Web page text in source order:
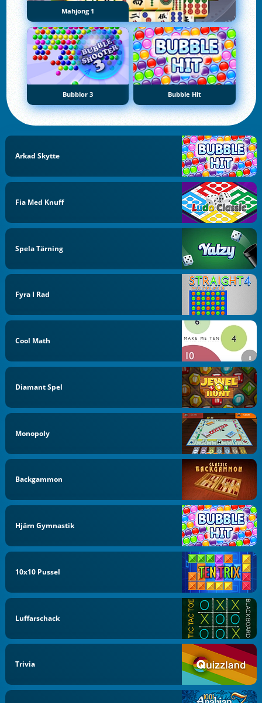
Mahjong 1
Bubblor 3 Bubble Hit
Arkad Skytte
Fia Med Knuff
Spela Tärning
Fyra I Rad
Cool Math
Diamant Spel
Monopoly
Backgammon
Hjärn Gymnastik
10x10 Pussel
Luffarschack
Trivia